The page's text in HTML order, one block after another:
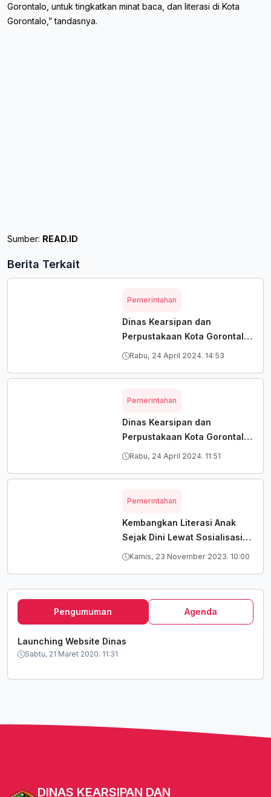
Gorontalo, untuk tingkatkan minat baca, dan literasi di Kota
Gorontalo,” tandasnya.
Sumber: READ.ID
Berita Terkait
Pemerintahan
Dinas Kearsipan dan
Perpustakaan Kota Gorontalo
Beri Penghargaan Pada Tiga
Terkait Implementasi
Rabu, 24 April 2024. 14:53
Pemerintahan
Dinas Kearsipan dan
Perpustakaan Kota Gorontalo
Perluas Jejaring Kerja Sama
Organisasi Perangkat Daerah
Rabu, 24 April 2024. 11:51
Pemerintahan
Kembangkan Literasi Anak
Sejak Dini Lewat Sosialisasi
Dan Wisata Baca Oleh
Kamis, 23 November 2023. 10:00
Pengumuman Agenda
Launching Website Dinas
Sabtu, 21 Maret 2020. 11:31
DINAS KEARSIPAN DAN